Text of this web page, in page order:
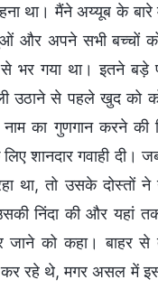
था। मैंने अय्यूब के बारे
और अपने सभी बच्चों
से भर गया था। इतने बड़े
उठाने से पहले खुद को
नाम का गुणगान करने
शानदार गवाही दी।
था, तो उसके दोस्तों
निंदा की और यहां
जाने को कहा। बाहर से
रहे थे, मगर असल में